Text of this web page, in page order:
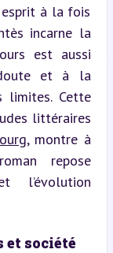
à la fois
incarne la
est aussi
et à la
limites. Cette
littéraires
, montre à
repose
l’évolution
société